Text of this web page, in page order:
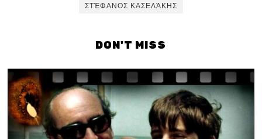
ΣΤΈΦΑΝΟΣ ΚΑΣΕΛΆΚΗΣ
DON'T MISS